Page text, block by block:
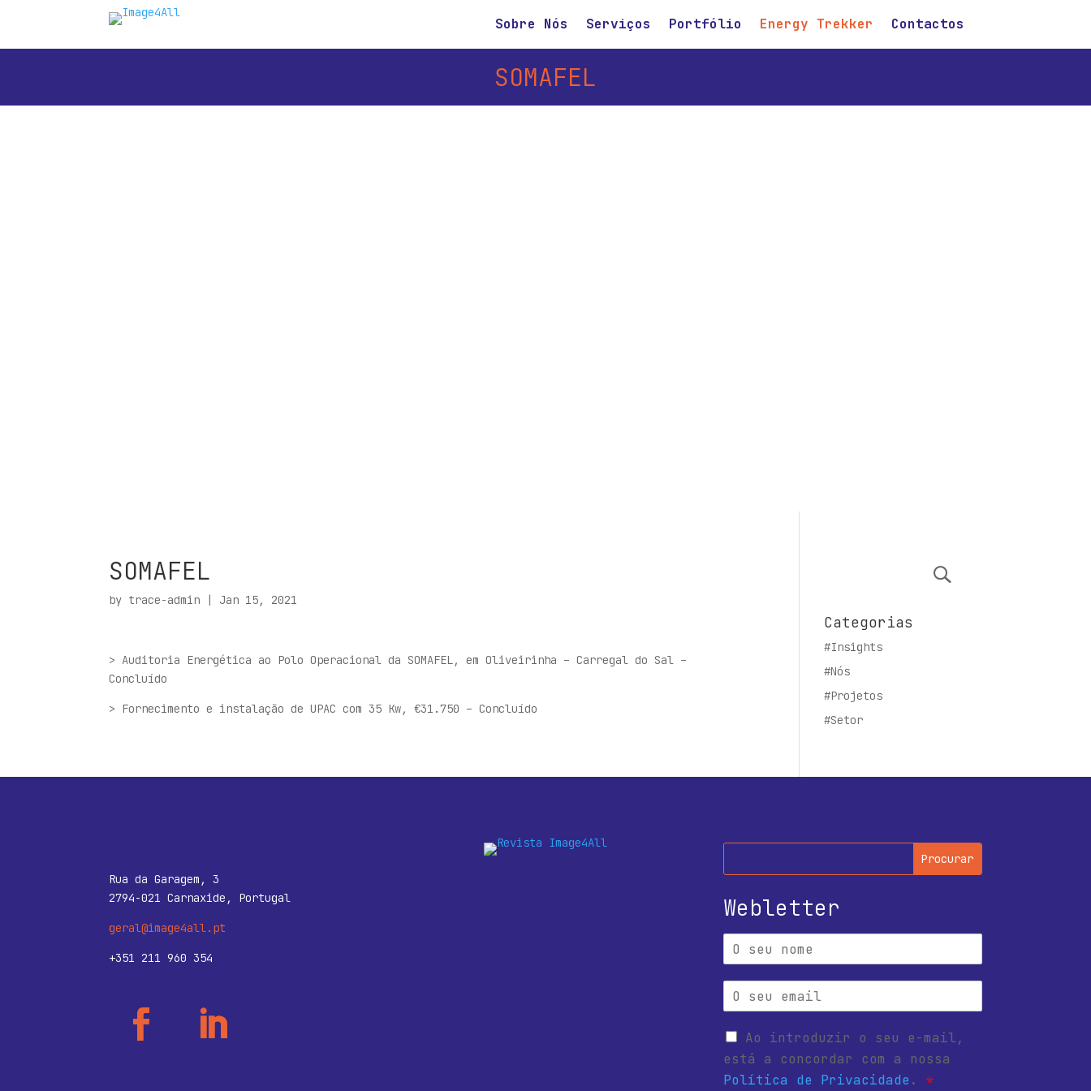
Sobre Nós Serviços Portfólio Energy Trekker Contactos
SOMAFEL
SOMAFEL
by trace-admin | Jan 15, 2021
> Auditoria Energética ao Polo Operacional da SOMAFEL, em Oliveirinha – Carregal do Sal –
Concluído
> Fornecimento e instalação de UPAC com 35 Kw, €31.750 – Concluído
Categorias
#Insights
#Nós
#Projetos
#Setor
Rua da Garagem, 3
2794-021 Carnaxide, Portugal
geral@image4all.pt
+351 211 960 354
Webletter
Ao introduzir o seu e-mail,
está a concordar com a nossa
Política de Privacidade . *